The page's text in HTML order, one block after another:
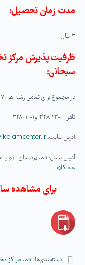
مدت زمان تحصیل:
۳ سال
ظرفیت پذیرش مرکز
سبحانی:
در مجموع برای تمامی رشته ها ۱۷۰ نفر می باشد
تلفن: ۳۲۸۱۱۳۰۰ و ۳۲۸۰۱۰۰۱
آدرس سایت:
آدرس پستی: قم، پردیسان ،
علم کلام
برای مشاهده
دسته‌بندی‌ها: قم، مراکز